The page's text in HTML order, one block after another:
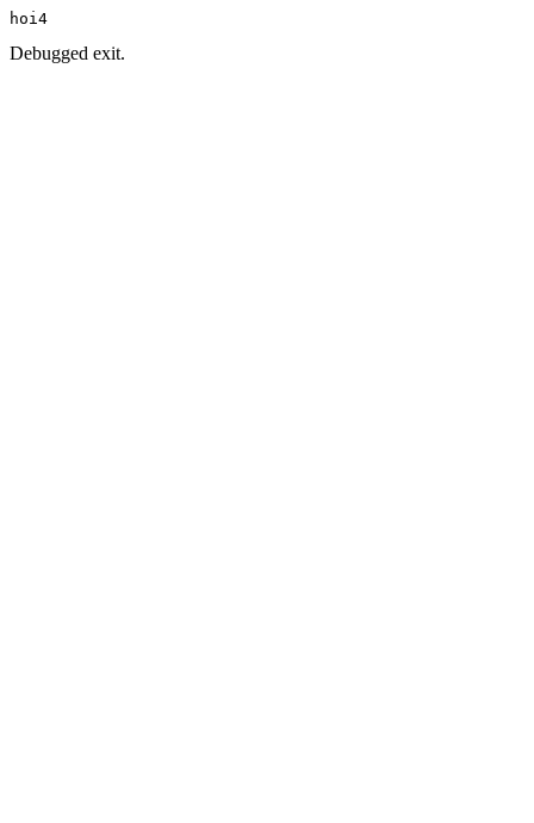
hoi4
Debugged exit.